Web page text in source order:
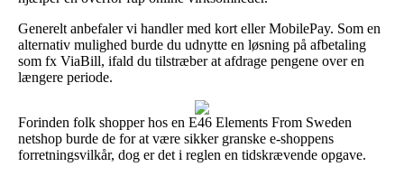
Generelt anbefaler vi handler med kort eller MobilePay. Som en
alternativ mulighed burde du udnytte en løsning på afbetaling
som fx ViaBill, ifald du tilstræber at afdrage pengene over en
længere periode.
Forinden folk shopper hos en E46 Elements From Sweden
netshop burde de for at være sikker granske e-shoppens
forretningsvilkår, dog er det i reglen en tidskrævende opgave.